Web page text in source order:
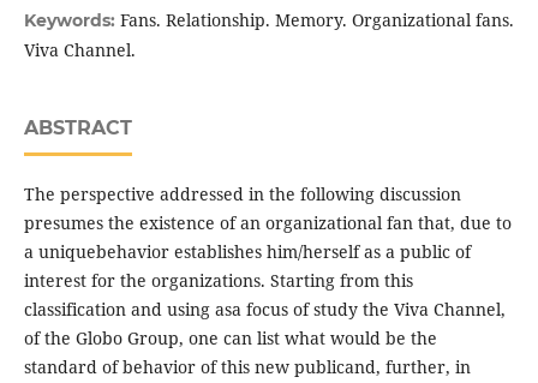
Keywords: Fans. Relationship. Memory. Organizational fans.
Viva Channel.
ABSTRACT
The perspective addressed in the following discussion
presumes the existence of an organizational fan that, due to
a uniquebehavior establishes him/herself as a public of
interest for the organizations. Starting from this
classification and using asa focus of study the Viva Channel,
of the Globo Group, one can list what would be the
standard of behavior of this new publicand, further, in